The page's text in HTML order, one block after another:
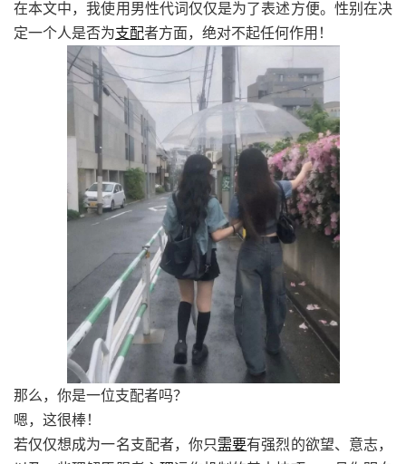
在本文中，我使用男性代词仅仅是为了表述方便。性别在决
定一个人是否为支配者方面，绝对不起任何作用！
那么，你是一位支配者吗？
嗯，这很棒！
若仅仅想成为一名支配者，你只需要有强烈的欲望、意志，